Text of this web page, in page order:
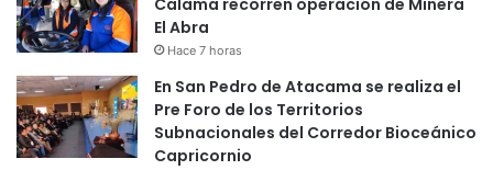
Calama recorren operación de Minera
El Abra
Hace 7 horas
En San Pedro de Atacama se realiza el
Pre Foro de los Territorios
Subnacionales del Corredor Bioceánico
Capricornio